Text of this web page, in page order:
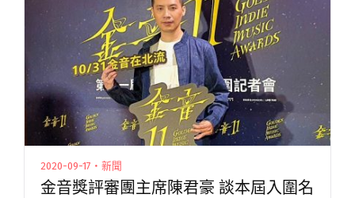
閱讀全文 "一生只有一次HBL！蛋堡攜手Yappy、
Black MIC打造籃球嘻哈主題曲〈One Time〉"
2020-09-17・新聞
金音獎評審團主席陳君豪 談本屆入圍名